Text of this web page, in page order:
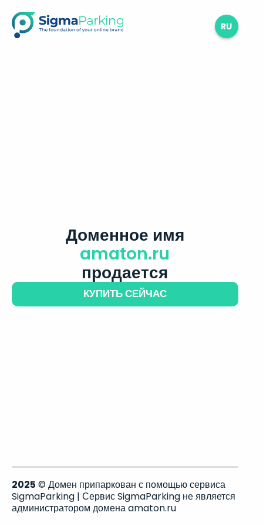
RU
Доменное имя
amaton.ru
продается
КУПИТЬ СЕЙЧАС
2025 © Домен припаркован с помощью сервиса
SigmaParking | Сервис SigmaParking не является
администратором домена amaton.ru